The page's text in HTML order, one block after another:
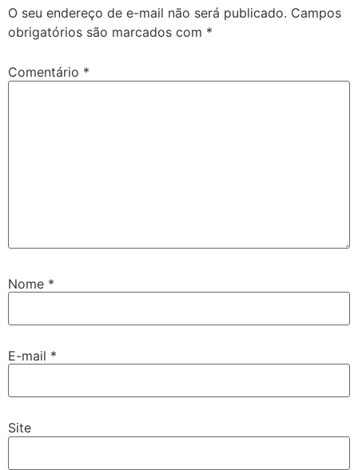
O seu endereço de e-mail não será publicado. Campos
obrigatórios são marcados com *
Comentário *
Nome *
E-mail *
Site